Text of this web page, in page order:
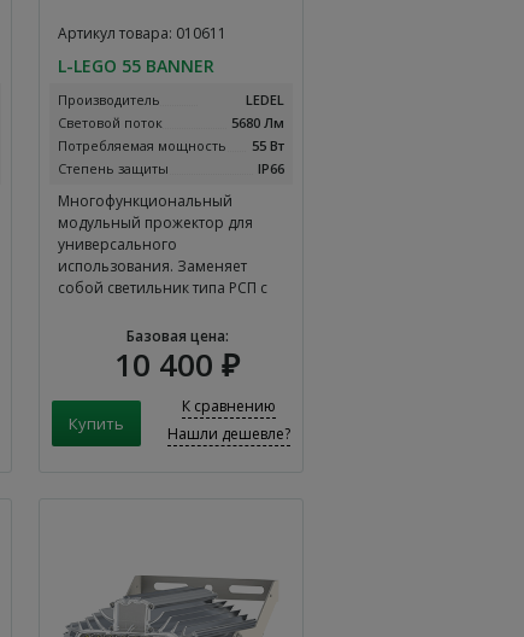
Артикул товара: 010611
L-LEGO 55 BANNER
Производитель
LEDEL
Световой поток
5680 Лм
Потребляемая мощность
55 Вт
Степень защиты
IP66
Многофункциональный
модульный прожектор для
универсального
использования. Заменяет
собой светильник типа РСП с
Базовая цена:
10 400 ₽
К сравнению
Нашли дешевле?